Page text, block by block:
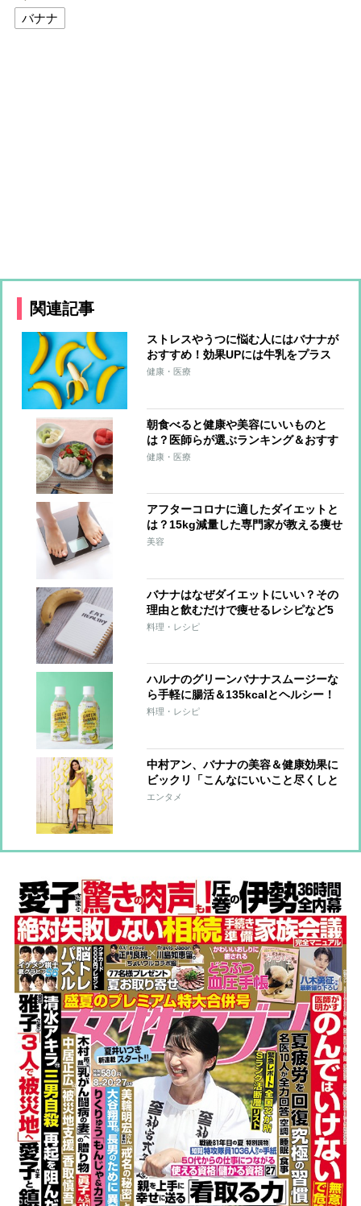
バナナ
関連記事
ストレスやうつに悩む人にはバナナが
おすすめ！効果UPには牛乳をプラス
健康・医療
朝食べると健康や美容にいいものと
は？医師らが選ぶランキング＆おすす
め献立
健康・医療
アフターコロナに適したダイエットと
は？15kg減量した専門家が教える痩せ
食材
美容
バナナはなぜダイエットにいい？その
理由と飲むだけで痩せるレシピなど5
選まとめ
料理・レシピ
ハルナのグリーンバナナスムージーな
ら手軽に腸活＆135kcalとヘルシー！
【実食レポ】
料理・レシピ
中村アン、バナナの美容＆健康効果に
ビックリ「こんなにいいこと尽くしと
は！」
エンタメ